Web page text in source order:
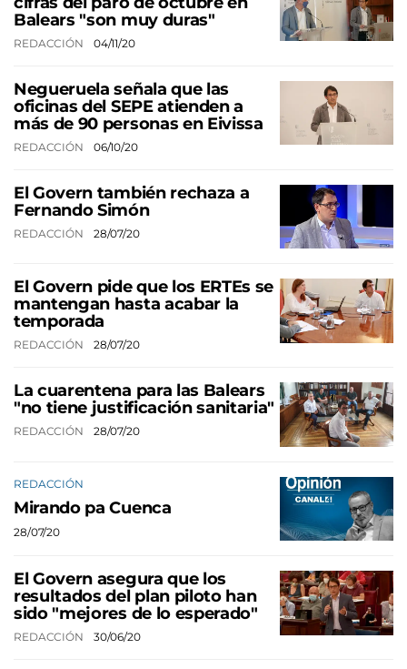
Balears "son muy duras"
REDACCIÓN 04/11/20
Negueruela señala que las
oficinas del SEPE atienden a
más de 90 personas en Eivissa
REDACCIÓN 06/10/20
El Govern también rechaza a
Fernando Simón
REDACCIÓN 28/07/20
El Govern pide que los ERTEs se
mantengan hasta acabar la
temporada
REDACCIÓN 28/07/20
La cuarentena para las Balears
"no tiene justificación sanitaria"
REDACCIÓN 28/07/20
REDACCIÓN
Mirando pa Cuenca
28/07/20
El Govern asegura que los
resultados del plan piloto han
sido "mejores de lo esperado"
REDACCIÓN 30/06/20